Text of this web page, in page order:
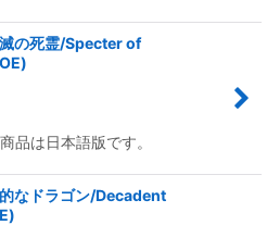
の死霊/Specter of
品は日本語版です。
なドラゴン/Decadent